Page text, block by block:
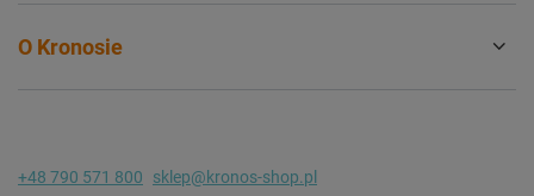
O Kronosie
+48 790 571 800
sklep@kronos-shop.pl